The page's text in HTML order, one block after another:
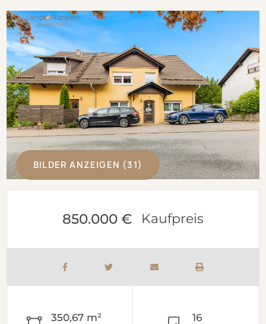
BILDER ANZEIGEN (31)
850.000 € Kaufpreis
350,67 m² 16